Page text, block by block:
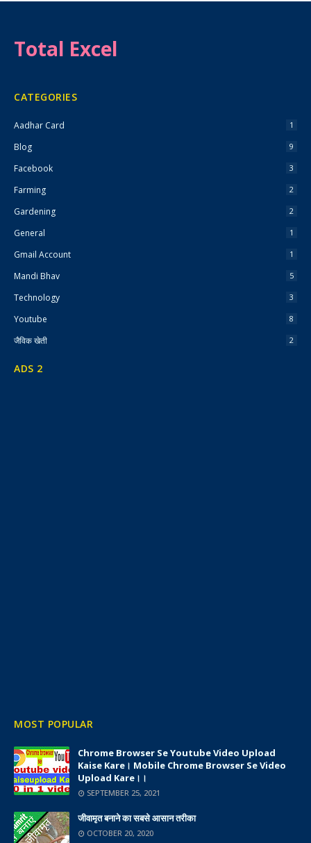
Total Excel
CATEGORIES
Aadhar Card 1
Blog 9
Facebook 3
Farming 2
Gardening 2
General 1
Gmail Account 1
Mandi Bhav 5
Technology 3
Youtube 8
जैविक खेती 2
ADS 2
MOST POPULAR
Chrome Browser Se Youtube Video Upload
Kaise Kare। Mobile Chrome Browser Se Video
Upload Kare।।
SEPTEMBER 25, 2021
जीवामृत बनाने का सबसे आसान तरीका
OCTOBER 20, 2020